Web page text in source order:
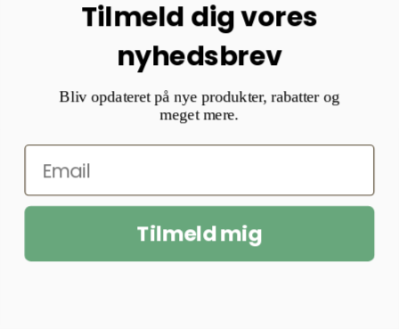
Tilmeld dig vores
nyhedsbrev
Bliv opdateret på nye produkter, rabatter og
meget mere.
Tilmeld mig